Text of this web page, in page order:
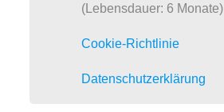
(Lebensdauer: 6 Monate)
Cookie-Richtlinie
Datenschutzerklärung